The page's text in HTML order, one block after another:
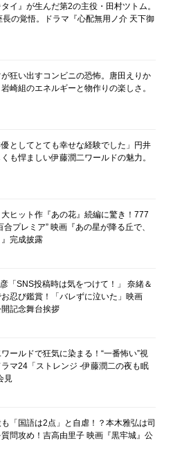
イ』が生んだ第2の主役・田村ツトム。
の覚悟。ドラマ『心配無用ノ介 天下御
が狂い出すコンビニの恐怖。唐田えりか
崎組のエネルギーと物作りの楽しさ。
優としてとても幸せな経験でした」円井
も悍ましい伊藤潤二ワールドの魅力。
大ヒット作『あの花』続編に驚き！777
プレミア” 映画『あの星が降る丘で、
完成披露
「SNS投稿時は気をつけて！」 奈緒＆
忍び鑑賞！「バレずに泣いた」映画
開記念舞台挨拶
ールドで狂気に染まる！“一番怖い”視
マ24「ストレンジ -伊藤潤二の夜も眠
見
「国語は2点」と自虐！？本木雅弘は司
問攻め！吉高由里子 映画『黒牢城』公